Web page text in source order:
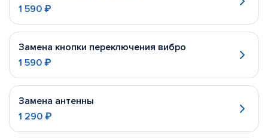
1 590 ₽
Замена кнопки переключения вибро
1 590 ₽
Замена антенны
1 290 ₽